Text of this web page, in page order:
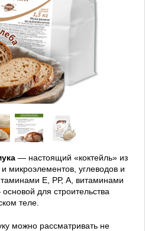
— настоящий «коктейль» из
микроэлементов, углеводов и
Е, РР, А, витаминами
для строительства
теле.
можно рассматривать не